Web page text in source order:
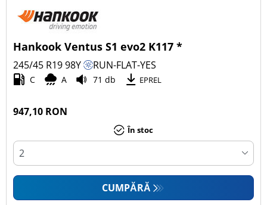
Hankook Ventus S1 evo2 K117 *
245/45 R1998Y RUN-FLAT-YES
C A 71 db EPREL
947,10 RON
În stoc
CUMPĂRĂ